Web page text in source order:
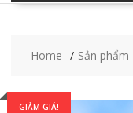
Home Sản phẩm
GIẢM GIÁ!